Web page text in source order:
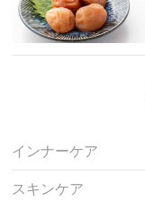
インナーケア
スキンケア